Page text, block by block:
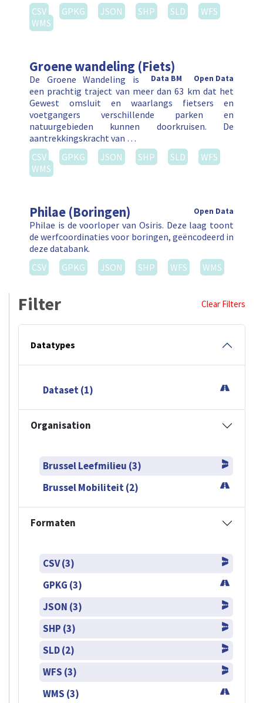
CSV
GPKG JSON SHP SLD
WFS
WMS
Groene wandeling (Fiets)
Open Data
Data BM
De Groene Wandeling is
een prachtig traject van meer dan 63 km dat het
Gewest omsluit en waarlangs fietsers en
voetgangers verschillende parken en
natuurgebieden kunnen doorkruisen. De
aantrekkingskracht van …
CSV
GPKG JSON SHP SLD
WFS
WMS
Philae (Boringen) Open Data
Philae is de voorloper van Osiris. Deze laag toont
de werfcoordinaties voor boringen, geëncodeerd in
deze databank.
CSV
GPKG JSON SHP WFS WMS
Filter Clear Filters
Datatypes
Dataset (1)
Organisation
Brussel Leefmilieu (3)
Brussel Mobiliteit (2)
Formaten
CSV (3)
GPKG (3)
JSON (3)
SHP (3)
SLD (2)
WFS (3)
WMS (3)